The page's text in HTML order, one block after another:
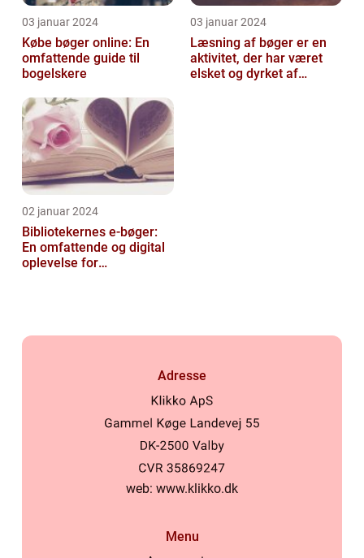
03 januar 2024
Købe bøger online: En
omfattende guide til
bogelskere
03 januar 2024
Læsning af bøger er en
aktivitet, der har været
elsket og dyrket af
02 januar 2024
Bibliotekernes e-bøger:
En omfattende og digital
oplevelse for
Adresse
web: www.klikko.dk
Menu